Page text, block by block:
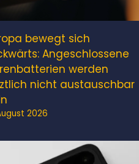
bewegt sich
Angeschlossene
werden
nicht austauschbar
2026